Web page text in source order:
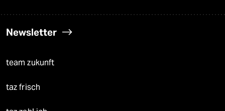
Newsletter
team zukunft
taz frisch